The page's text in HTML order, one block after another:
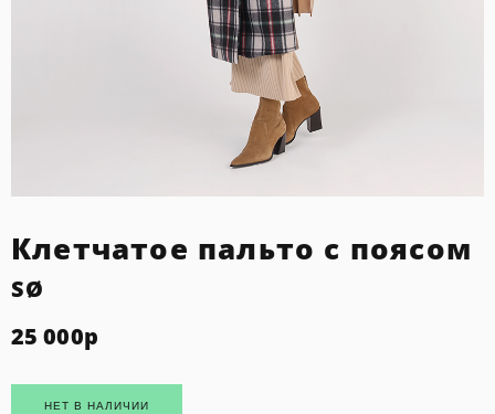
Клетчатое пальто с поясом
SØ
25 000р
НЕТ В НАЛИЧИИ